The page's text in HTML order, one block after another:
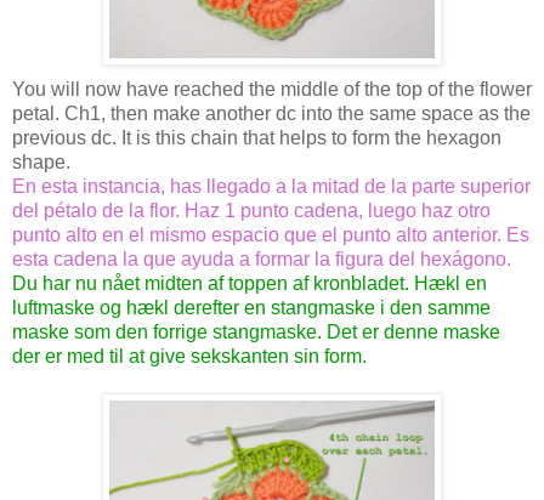
You will now have reached the middle of the top of the flower
petal. Ch1, then make another dc into the same space as the
previous dc. It is this chain that helps to form the hexagon
shape.
En esta instancia, has llegado a la mitad de la parte superior
del pétalo de la flor. Haz 1 punto cadena, luego haz otro
punto alto en el mismo espacio que el punto alto anterior. Es
esta cadena la que ayuda a formar la figura del hexágono.
Du har nu nået midten af toppen af kronbladet. Hækl en
luftmaske og hækl derefter en stangmaske i den samme
maske som den forrige stangmaske. Det er denne maske
der er med til at give sekskanten sin form.